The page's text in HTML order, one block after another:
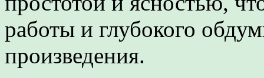
работы и глубокого
произведения.